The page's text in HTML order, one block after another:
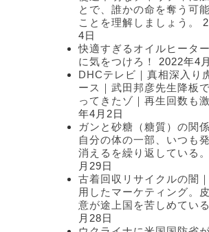
とで、誰かの命を奪う可
ことを理解しましょう。
4日
快適すぎるオイルヒータ
に気をつけろ！
2022年4
DHCテレビ｜真相深入り
ース｜武田邦彦先生降板
ってきたゾ｜再生回数も
年4月2日
ガンと砂糖（糖質）の関
自分の体の一部、いつも
消えるを繰り返している。
月29日
古着回収リサイクルの闇
用したマーケティング。
意が途上国を苦しめている
月28日